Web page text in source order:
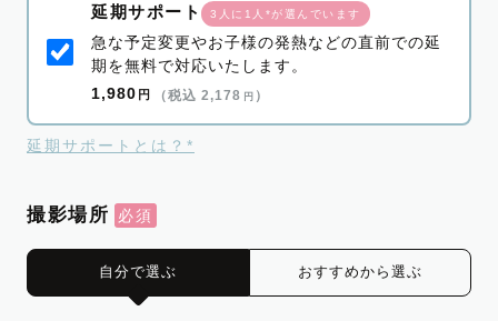
延期サポート 3人に1人*が選んでいます
急な予定変更やお子様の発熱などの直前での延
期を無料で対応いたします。
1,980 円 （税込 2,178 円 ）
延期サポートとは？*
撮影場所
自分で選ぶ おすすめから選ぶ